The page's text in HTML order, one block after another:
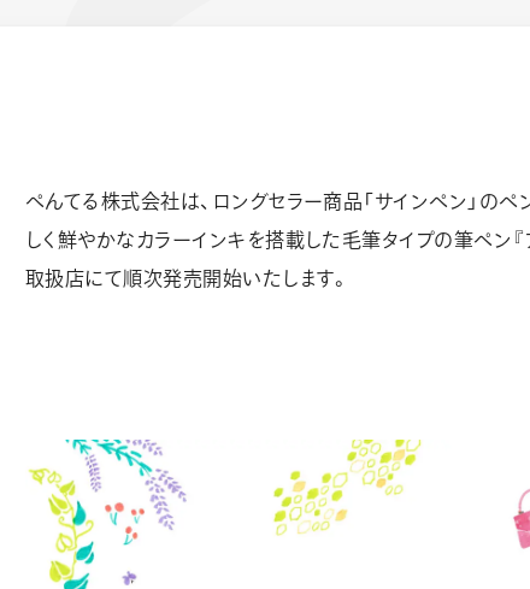
フローチューン 限定
Skyly Design
アートクレ
ぺんてる株式会社は、ロングセラー商品「サインペン」の
しく鮮やかなカラーインキを搭載した毛筆タイプの筆ペン
取扱店にて順次発売開始いたします。